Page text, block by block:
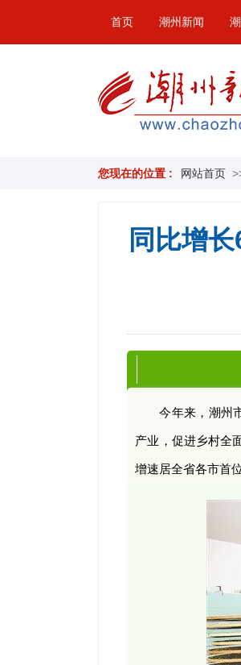
首页 潮州新闻
您现在的位置 : 网站首页
同比增
今年来，潮州
产业，促进乡村全
增速居全省各市首位